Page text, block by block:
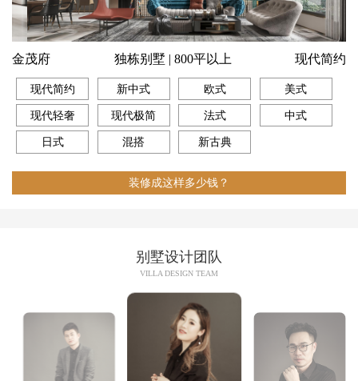
金茂府 独栋别墅 | 800平以上 现代简约
现代简约 新中式 欧式 美式
现代轻奢 现代极简 法式 中式
日式 混搭 新古典
装修成这样多少钱？
别墅设计团队
VILLA DESIGN TEAM